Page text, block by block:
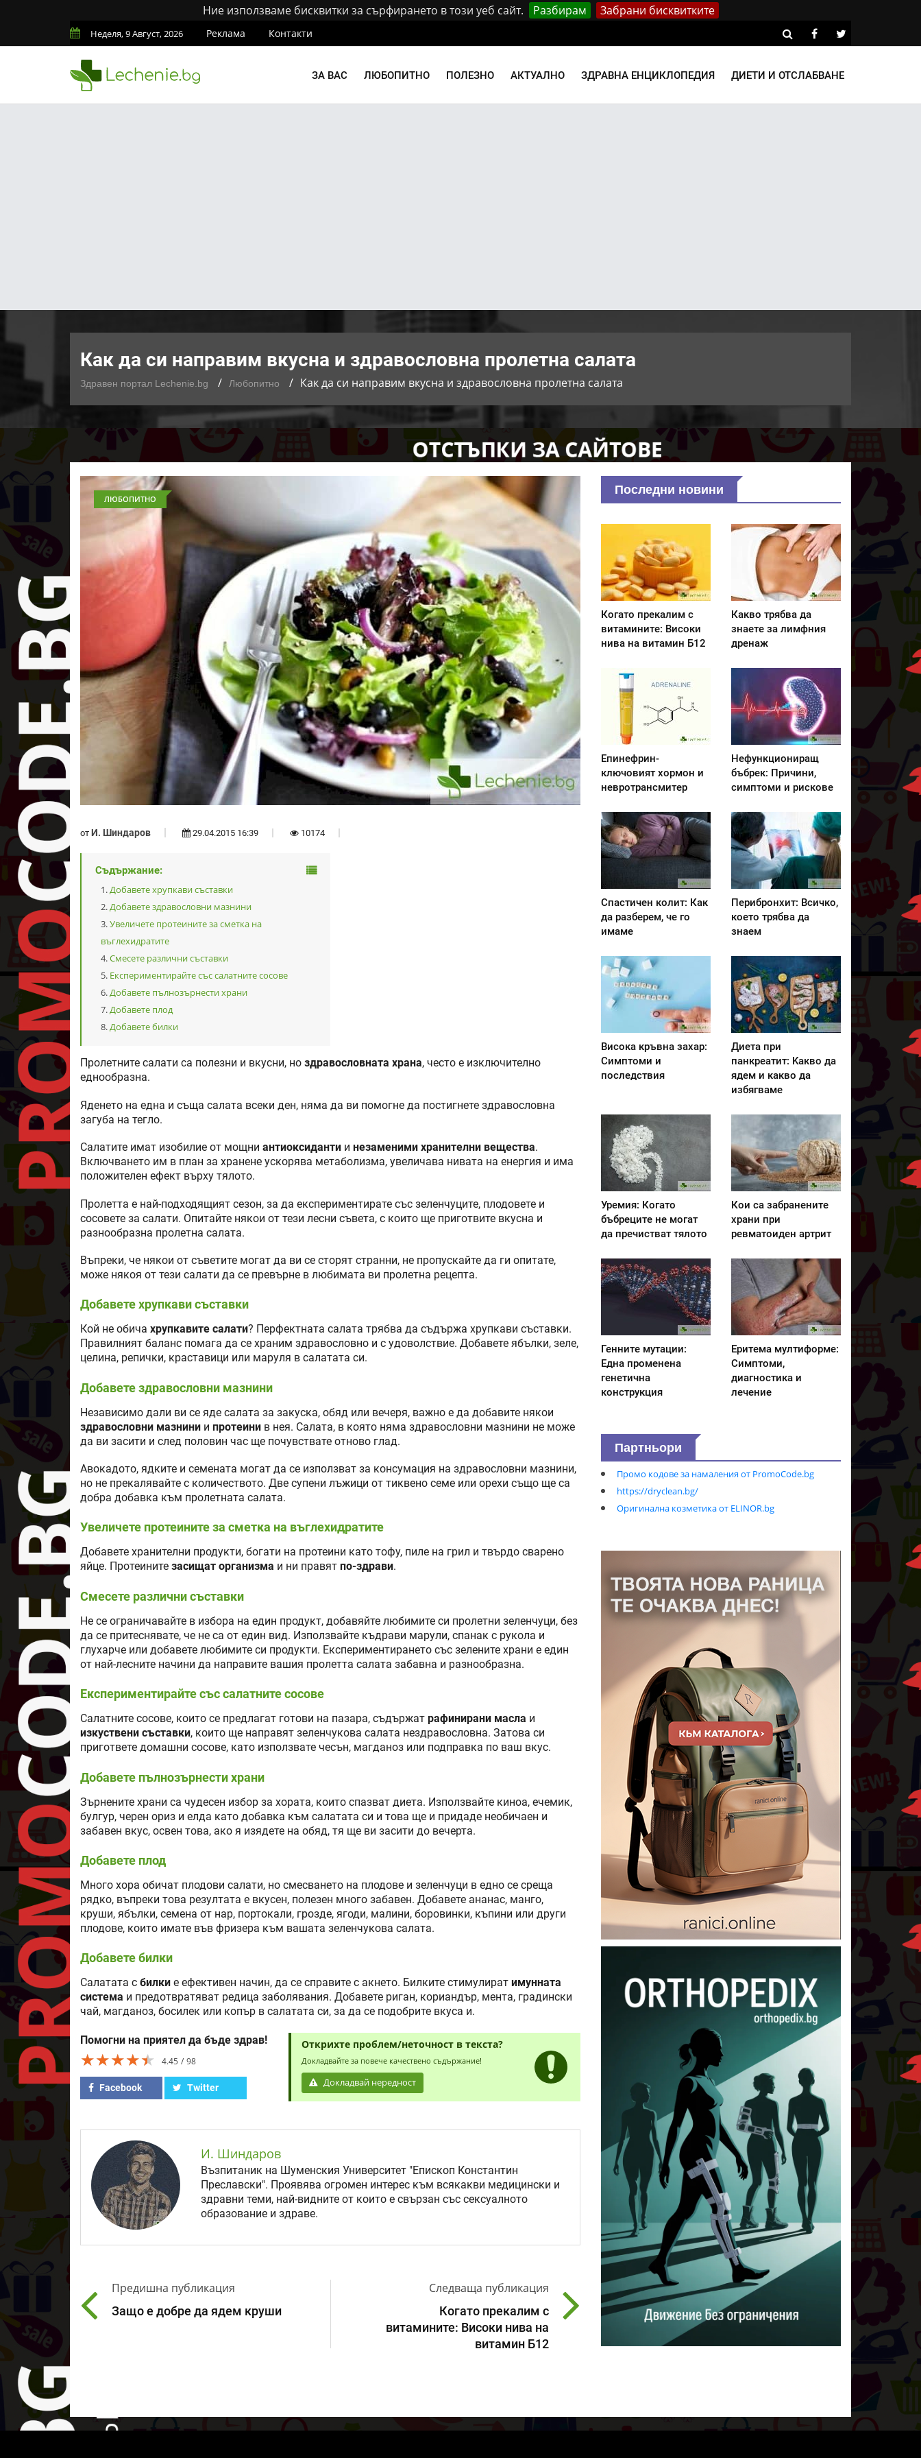
Ние използваме бисквитки за сърфирането в този уеб сайт. Разбирам Забрани бисквитките
Неделя, 9 Август, 2026 Реклама Контакти
ЗА ВАС ЛЮБОПИТНО ПОЛЕЗНО АКТУАЛНО ЗДРАВНА ЕНЦИКЛОПЕДИЯ ДИЕТИ И ОТСЛАБВАНЕ
Как да си направим вкусна и здравословна пролетна салата
Здравен портал Lechenie.bg Любопитно Как да си направим вкусна и здравословна пролетна салата
ЛЮБОПИТНО
от И. Шиндаров 29.04.2015 16:39 10174
Съдържание:
Добавете хрупкави съставки
Добавете здравословни мазнини
Увеличете протеините за сметка на
въглехидратите
Смесете различни съставки
Експериментирайте със салатните сосове
Добавете пълнозърнести храни
Добавете плод
Добавете билки
Пролетните салати са полезни и вкусни, но здравословната храна, често е изключително
еднообразна.
Яденето на една и съща салата всеки ден, няма да ви помогне да постигнете здравословна
загуба на тегло.
Салатите имат изобилие от мощни антиоксиданти и незаменими хранителни вещества.
Включването им в план за хранене ускорява метаболизма, увеличава нивата на енергия и има
положителен ефект върху тялото.
Пролетта е най-подходящият сезон, за да експериментирате със зеленчуците, плодовете и
сосовете за салати. Опитайте някои от тези лесни съвета, с които ще приготвите вкусна и
разнообразна пролетна салата.
Въпреки, че някои от съветите могат да ви се сторят странни, не пропускайте да ги опитате,
може някоя от тези салати да се превърне в любимата ви пролетна рецепта.
Добавете хрупкави съставки
Кой не обича хрупкавите салати? Перфектната салата трябва да съдържа хрупкави съставки.
Правилният баланс помага да се храним здравословно и с удоволствие. Добавете ябълки, зеле,
целина, репички, краставици или маруля в салатата си.
Добавете здравословни мазнини
Независимо дали ви се яде салата за закуска, обяд или вечеря, важно е да добавите някои
здравословни мазнини и протеини в нея. Салата, в която няма здравословни мазнини не може
да ви засити и след половин час ще почувствате отново глад.
Авокадото, ядките и семената могат да се използват за консумация на здравословни мазнини,
но не прекалявайте с количеството. Две супени лъжици от тиквено семе или орехи също ще са
добра добавка към пролетната салата.
Увеличете протеините за сметка на въглехидратите
Добавете хранителни продукти, богати на протеини като тофу, пиле на грил и твърдо сварено
яйце. Протеините засищат организма и ни правят по-здрави.
Смесете различни съставки
Не се ограничавайте в избора на един продукт, добавяйте любимите си пролетни зеленчуци, без
да се притеснявате, че не са от един вид. Използвайте къдрави марули, спанак с рукола и
глухарче или добавете любимите си продукти. Експериментирането със зелените храни е един
от най-лесните начини да направите вашия пролетта салата забавна и разнообразна.
Експериментирайте със салатните сосове
Салатните сосове, които се предлагат готови на пазара, съдържат рафинирани масла и
изкуствени съставки, които ще направят зеленчукова салата нездравословна. Затова си
пригответе домашни сосове, като използвате чесън, магданоз или подправка по ваш вкус.
Добавете пълнозърнести храни
Зърнените храни са чудесен избор за хората, които спазват диета. Използвайте киноа, ечемик,
булгур, черен ориз и елда като добавка към салатата си и това ще и придаде необичаен и
забавен вкус, освен това, ако я изядете на обяд, тя ще ви засити до вечерта.
Добавете плод
Много хора обичат плодови салати, но смесването на плодове и зеленчуци в едно се среща
рядко, въпреки това резултата е вкусен, полезен много забавен. Добавете ананас, манго,
круши, ябълки, семена от нар, портокали, грозде, ягоди, малини, боровинки, къпини или други
плодове, които имате във фризера към вашата зеленчукова салата.
Добавете билки
Салатата с билки е ефективен начин, да се справите с акнето. Билките стимулират имунната
система и предотвратяват редица заболявания. Добавете риган, кориандър, мента, градински
чай, магданоз, босилек или копър в салатата си, за да се подобрите вкуса и.
Помогни на приятел да бъде здрав!
★★★★★
★★★★★
★★★★★ 4.45 98
Facebook Twitter
Открихте проблем/неточност в текста?
Докладвайте за повече качествено съдържание!
Докладвай нередност
И. Шиндаров
Възпитаник на Шуменския Университет "Епископ Константин
Преславски". Проявява огромен интерес към всякакви медицински и
здравни теми, най-видните от които е свързан със сексуалното
образование и здраве.
Предишна публикация
Защо е добре да ядем круши
Следваща публикация
Когато прекалим с
витамините: Високи нива на
витамин Б12
Последни новини
Когато прекалим с
витамините: Високи
нива на витамин Б12
Какво трябва да
знаете за лимфния
дренаж
Епинефрин-
ключовият хормон и
невротрансмитер
Нефункциониращ
бъбрек: Причини,
симптоми и рискове
Спастичен колит: Как
да разберем, че го
имаме
Перибронхит: Всичко,
което трябва да
знаем
Висока кръвна захар:
Симптоми и
последствия
Диета при
панкреатит: Kакво да
ядем и какво да
избягваме
Уремия: Когато
бъбреците не могат
да пречистват тялото
Кои са забранените
храни при
ревматоиден артрит
Генните мутации:
Една променена
генетична
конструкция
Еритема мултиформе:
Симптоми,
диагностика и
лечение
Партньори
Промо кодове за намаления от PromoCode.bg
https://dryclean.bg/
Оригинална козметика от ELINOR.bg